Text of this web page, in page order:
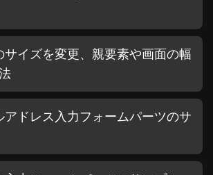
サイズを変更、親要素や画面の幅
アドレス入力フォームパーツのサ